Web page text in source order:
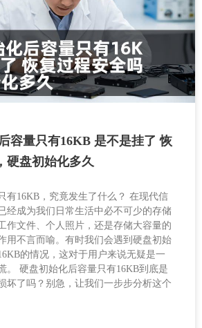
容量只有16KB 是不是挂了 恢
硬盘初始化多久
有16KB，究竟发生了什么？ 在现代信
经成为我们日常生活中必不可少的存储
作文件、个人照片，还是存储大容量的
用不言而喻。有时我们会遇到硬盘初始
的情况，这对于用户来说无疑是一
。 硬盘初始化后容量只有16KB到底是
坏了吗？别急，让我们一步步分析这个